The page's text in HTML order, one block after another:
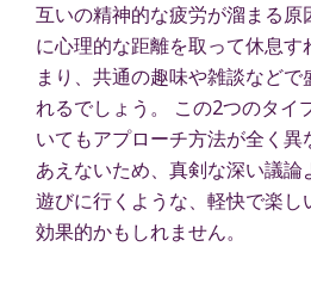
互いの精神的な疲労が溜まる原
に心理的な距離を取って休息
まり、共通の趣味や雑談など
れるでしょう。 この2つのタイ
いてもアプローチ方法が全く異
あえないため、真剣な深い議論
遊びに行くような、軽快で楽し
効果的かもしれません。